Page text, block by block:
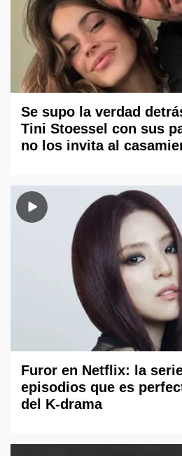
Se supo la verdad
Tini Stoessel con sus
no los invita al
Furor en Netflix: la
episodios que es
del K-drama